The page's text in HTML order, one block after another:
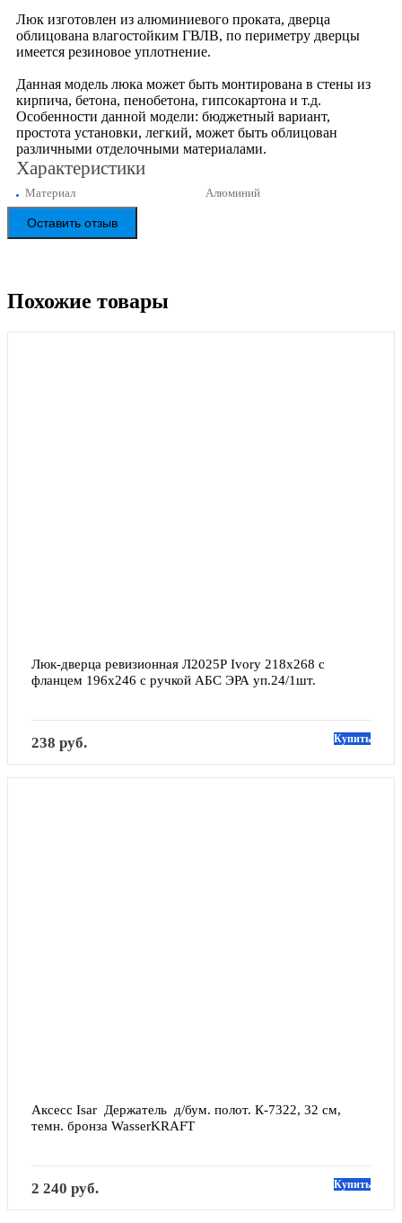
Люк изготовлен из алюминиевого проката, дверца
облицована влагостойким ГВЛВ, по периметру дверцы
имеется резиновое уплотнение.
Данная модель люка может быть монтирована в стены из
кирпича, бетона, пенобетона, гипсокартона и т.д.
Особенности данной модели: бюджетный вариант,
простота установки, легкий, может быть облицован
различными отделочными материалами.
Характеристики
Материал Алюминий
Оставить отзыв
Похожие товары
Люк-дверца ревизионная Л2025Р Ivory 218х268 с
фланцем 196х246 с ручкой АБС ЭРА уп.24/1шт.
238 руб. Купить
Аксесс Isar  Держатель  д/бум. полот. К-7322, 32 см,
темн. бронза WasserKRAFT
2 240 руб. Купить